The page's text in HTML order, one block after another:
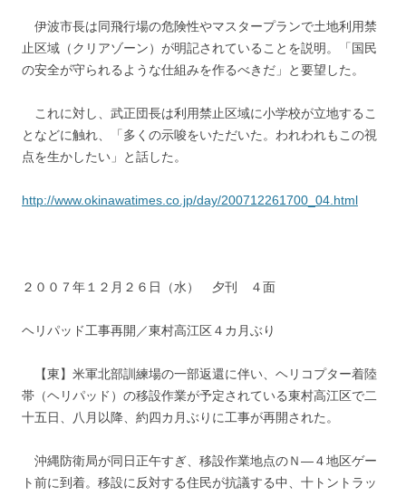
伊波市長は同飛行場の危険性やマスタープランで土地利用禁
止区域（クリアゾーン）が明記されていることを説明。「国民
の安全が守られるような仕組みを作るべきだ」と要望した。
これに対し、武正団長は利用禁止区域に小学校が立地するこ
となどに触れ、「多くの示唆をいただいた。われわれもこの視
点を生かしたい」と話した。
http://www.okinawatimes.co.jp/day/200712261700_04.html
２００７年１２月２６日（水） 夕刊 ４面
ヘリパッド工事再開／東村高江区４カ月ぶり
【東】米軍北部訓練場の一部返還に伴い、ヘリコプター着陸
帯（ヘリパッド）の移設作業が予定されている東村高江区で二
十五日、八月以降、約四カ月ぶりに工事が再開された。
沖縄防衛局が同日正午すぎ、移設作業地点のＮ―４地区ゲー
ト前に到着。移設に反対する住民が抗議する中、十トントラッ